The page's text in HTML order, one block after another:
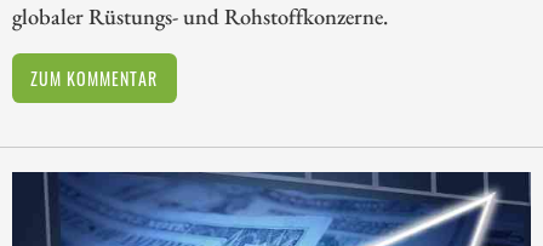
globaler Rüstungs- und Rohstoffkonzerne.
ZUM KOMMENTAR